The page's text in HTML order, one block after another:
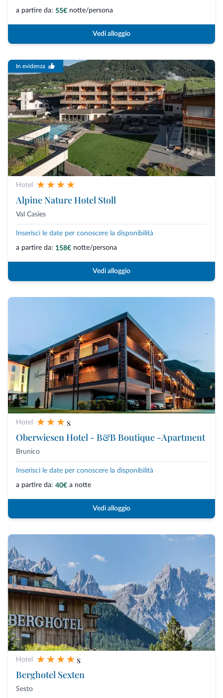
a partire da: 55€ notte/persona
Vedi alloggio
In evidenza
Hotel
Alpine Nature Hotel Stoll
Val Casies
Inserisci le date per conoscere la disponibilità
a partire da: 158€ notte/persona
Vedi alloggio
Hotel
s
Oberwiesen Hotel - B&B Boutique -Apartment
Brunico
Inserisci le date per conoscere la disponibilità
a partire da: 40€ a notte
Vedi alloggio
Hotel
s
Berghotel Sexten
Sesto